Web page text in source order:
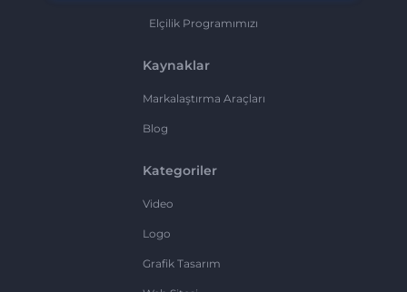
Elçilik Programımızı
Kaynaklar
Markalaştırma Araçları
Blog
Kategoriler
Video
Logo
Grafik Tasarım